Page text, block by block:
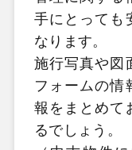
手にとっても
なります。
施行写真や図
フォームの情
報をまとめて
るでしょう。